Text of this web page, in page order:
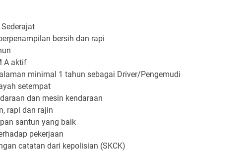
bersih dan rapi
A aktif
minimal 1 tahun sebagai Driver/Pengemudi
setempat
dan mesin kendaraan
rapi dan rajin
santun yang baik
pekerjaan
catatan dari kepolisian (SKCK)